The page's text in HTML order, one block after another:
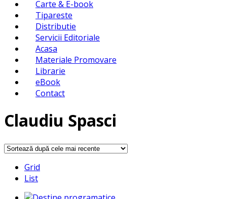
Carte & E-book
Tipareste
Distributie
Servicii Editoriale
Acasa
Materiale Promovare
Librarie
eBook
Contact
Claudiu Spasci
Grid
List